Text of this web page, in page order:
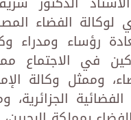
لوكالة الفضاء
رؤساء ومدراء
في الاجتماع
وممثل وكالة
الجزائرية،